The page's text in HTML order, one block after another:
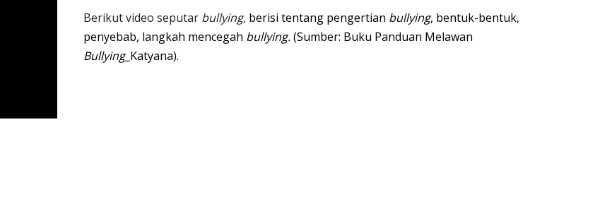
Berikut video seputar bullying, berisi tentang pengertian bullying, bentuk-bentuk,
penyebab, langkah mencegah bullying.(Sumber: Buku Panduan Melawan
Bullying_ Katyana).